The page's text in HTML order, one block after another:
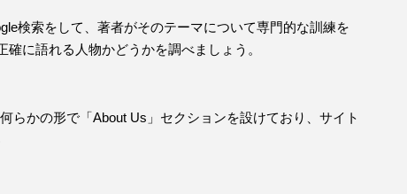
検索をして、著者がそのテーマについて専門的な訓練を
に語れる人物かどうかを調べましょう。
らかの形で「About Us」セクションを設けており、サイト